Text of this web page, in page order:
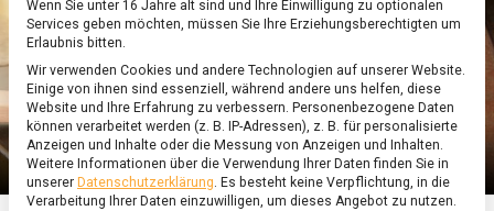
Ernährung
Wenn Sie unter 16 Jahre alt sind und Ihre Einwilligung zu optionalen
Services geben möchten, müssen Sie Ihre Erziehungsberechtigten um
Erlaubnis bitten.
Wir verwenden Cookies und andere Technologien auf unserer Website.
Einige von ihnen sind essenziell, während andere uns helfen, diese
Website und Ihre Erfahrung zu verbessern. Personenbezogene Daten
können verarbeitet werden (z. B. IP-Adressen), z. B. für personalisierte
Anzeigen und Inhalte oder die Messung von Anzeigen und Inhalten.
Weitere Informationen über die Verwendung Ihrer Daten finden Sie in
unserer Datenschutzerklärung. Es besteht keine Verpflichtung, in die
Verarbeitung Ihrer Daten einzuwilligen, um dieses Angebot zu nutzen.